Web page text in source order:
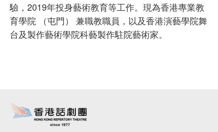
驗，2019年投身藝術教育等工作。現為香港專業教
育學院 （屯門） 兼職教職員，以及香港演藝學院舞
台及製作藝術學院科藝製作駐院藝術家。